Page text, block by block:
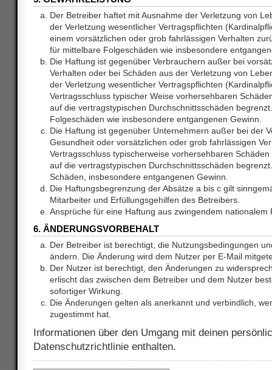
Der Betreiber haftet mit Ausnahme der Verletzung von
der Verletzung wesentlicher Vertragspflichten
einem vorsätzlichen oder grob fahrlässigen Verhalten
für mittelbare Folgeschäden wie insbesondere
Die Haftung ist gegenüber Verbrauchern außer bei
Verhalten oder bei Schäden aus der Verletzung von
der Verletzung wesentlicher Vertragspflichten
Vertragsschluss typischer Weise vorhersehbaren
auf die vertragstypischen Durchschnittsschäden
Folgeschäden wie insbesondere entgangenen Gewinn.
Die Haftung ist gegenüber Unternehmern außer bei der
Gesundheit oder vorsätzlichen oder grob fahrlässigen
Vertragsschluss typischerweise vorhersehbaren
auf die vertragstypischen Durchschnittsschäden
Schäden, insbesondere entgangenen Gewinn.
Die Haftungsbegrenzung der Absätze a bis c gilt
Mitarbeiter und Erfüllungsgehilfen des Betreibers.
Ansprüche für eine Haftung aus zwingendem nationalem
6. ÄNDERUNGSVORBEHALT
Der Betreiber ist berechtigt, die Nutzungsbedingungen
ändern. Die Änderung wird dem Nutzer per E-Mail
Der Nutzer ist berechtigt, den Änderungen zu
erlischt das zwischen dem Betreiber und dem Nutzer
sofortiger Wirkung.
Die Änderungen gelten als anerkannt und verbindlich,
zugestimmt hat.
Informationen über den Umgang mit deinen
Datenschutzrichtlinie enthalten.